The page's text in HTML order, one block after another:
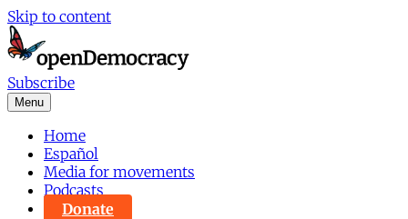
Skip to content
Subscribe
Menu
Home
Español
Media for movements
Podcasts
Donate